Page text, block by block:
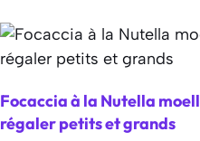
Focaccia à la Nutella
régaler petits et grands